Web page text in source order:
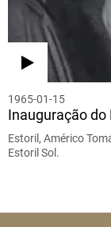
1965-01-15
Inauguração do
Estoril, Américo
Estoril Sol.